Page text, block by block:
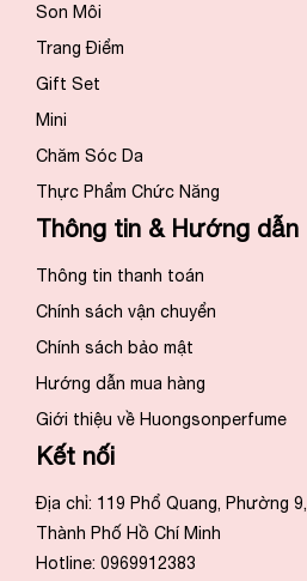
Son Môi
Trang Điểm
Gift Set
Mini
Chăm Sóc Da
Thực Phẩm Chức Năng
Thông tin & Hướng dẫn
Thông tin thanh toán
Chính sách vận chuyển
Chính sách bảo mật
Hướng dẫn mua hàng
Giới thiệu về Huongsonperfume
Kết nối
Địa chỉ: 119 Phổ Quang, Phường
Thành Phố Hồ Chí Minh
Hotline: 0969912383